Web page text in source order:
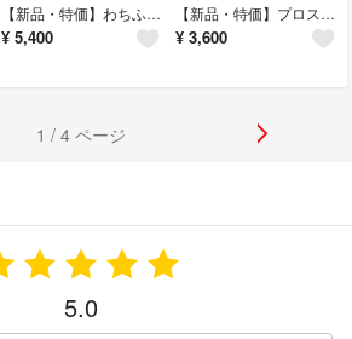
【新品・特価】わちふぃーるど ラウンド型リュック WTSK-05 BK
¥ 5,400
【新品・特価】プロスペリティ 7way バッグ PSPK-03 ネイビー
¥ 3,600
1 / 4 ページ
5.0